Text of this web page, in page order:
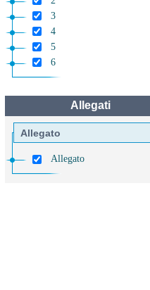
3
4
5
6
Allegati
Allegato
Allegato